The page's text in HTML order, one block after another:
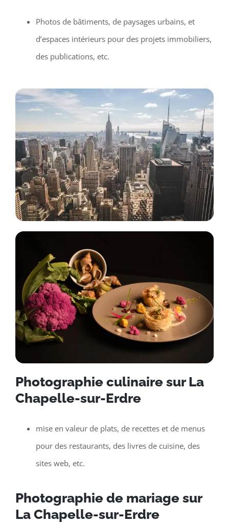
Photos de bâtiments, de paysages urbains, et
d’espaces intérieurs pour des projets immobiliers,
des publications, etc.
Photographie culinaire sur La
Chapelle-sur-Erdre
mise en valeur de plats, de recettes et de menus
pour des restaurants, des livres de cuisine, des
sites web, etc.
Photographie de mariage sur
La Chapelle-sur-Erdre